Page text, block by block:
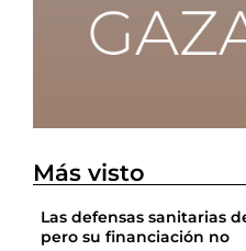
Más visto
Las defensas sanitarias
pero su financiación no